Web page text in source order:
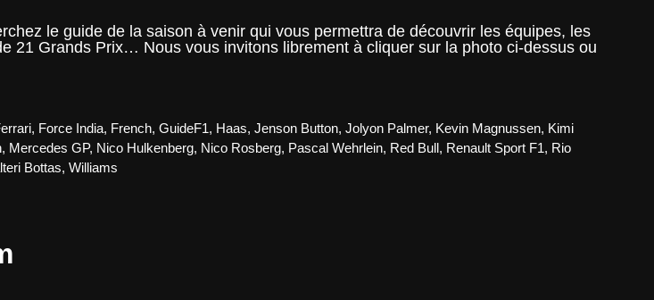
le guide de la saison à venir qui vous permettra de découvrir les équipes, les
21 Grands Prix… Nous vous invitons librement à cliquer sur la photo ci-dessus ou
, Force India, French,GuideF1, Haas,Jenson Button,Jolyon Palmer, Kevin Magnussen, Kimi
, Mercedes GP, Nico Hulkenberg, Nico Rosberg, Pascal Wehrlein, Red Bull, Renault Sport F1, Rio
Bottas, Williams